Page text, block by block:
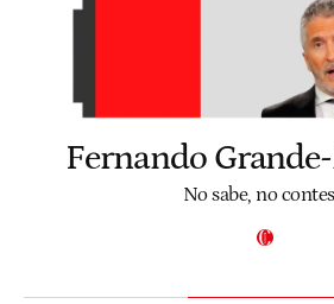
Fernando
No sabe, no